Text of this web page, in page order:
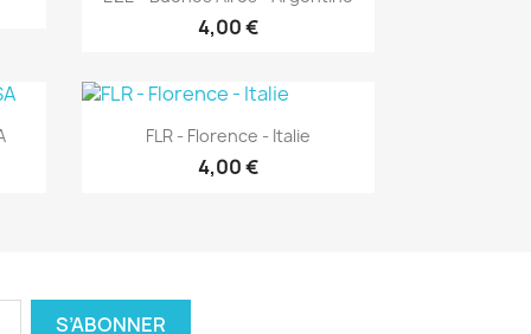
4,00 €
Aperçu rapide
FLR - Florence - Italie
4,00 €